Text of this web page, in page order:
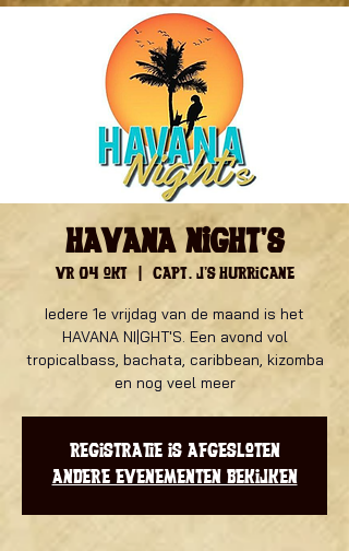
Havana Night's
vr 04 okt
  |
Capt. J's Hurricane
Iedere 1e vrijdag van de maand is het
HAVANA NI|GHT'S. Een avond vol
tropicalbass, bachata, caribbean, kizomba
en nog veel meer
Registratie is afgesloten
Andere evenementen bekijken